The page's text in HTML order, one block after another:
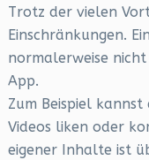
Trotz der vielen
Einschränkungen.
normalerweise
App.
Zum Beispiel
Videos liken oder
eigener Inhalte ist